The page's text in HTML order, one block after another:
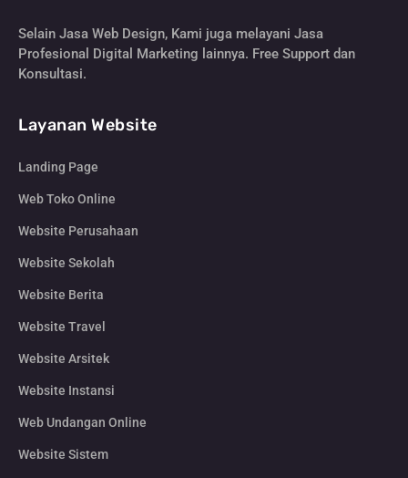
Selain Jasa Web Design, Kami juga melayani Jasa
Profesional Digital Marketing lainnya. Free Support dan
Konsultasi.
Layanan Website
Landing Page
Web Toko Online
Website Perusahaan
Website Sekolah
Website Berita
Website Travel
Website Arsitek
Website Instansi
Web Undangan Online
Website Sistem